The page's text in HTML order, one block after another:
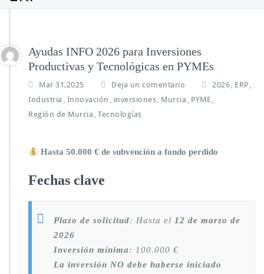
Ayudas INFO 2026 para Inversiones
Productivas y Tecnológicas en PYMEs
Mar 31,2025 Deja un comentario 2026 ERP
Industria Innovación inversiones Murcia PYME
Región de Murcia Tecnologías
Hasta 50.000 € de subvención a fondo perdido
Fechas clave
Plazo de solicitud: Hasta el 12 de marzo de
2026
Inversión mínima: 100.000 €
La inversión NO debe haberse iniciado